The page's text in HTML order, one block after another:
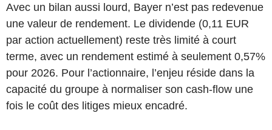
Avec un bilan aussi lourd, Bayer n’est pas redevenue
une valeur de rendement. Le dividende (0,11 EUR
par action actuellement) reste très limité à court
terme, avec un rendement estimé à seulement 0,57%
pour 2026. Pour l’actionnaire, l’enjeu réside dans la
capacité du groupe à normaliser son cash-flow une
fois le coût des litiges mieux encadré.